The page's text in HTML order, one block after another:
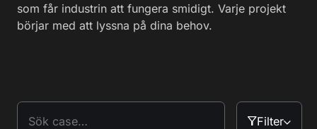
som får industrin att fungera smidigt. Varje projekt
börjar med att lyssna på dina behov.
Filter